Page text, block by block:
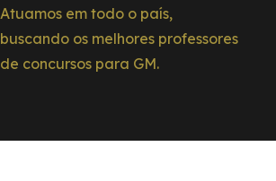
Atuamos em todo o país,
buscando os melhores professores
de concursos para GM.